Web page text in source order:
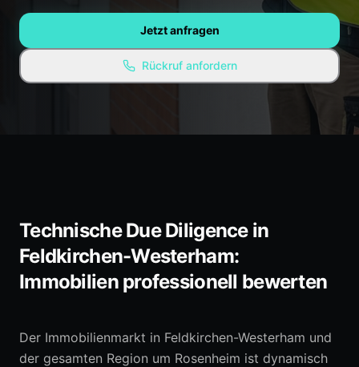
Experten-Empfehlungen
Kostenlose Ressourcen
FAQ
0152 05792664
Jetzt anfragen
Rückruf anfordern
Technische Due Diligence in
Feldkirchen-Westerham:
Immobilien professionell bewerten
Der Immobilienmarkt in Feldkirchen-Westerham und
der gesamten Region um Rosenheim ist dynamisch